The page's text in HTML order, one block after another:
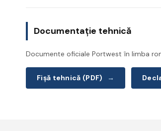
Documentație tehnică
Documente oficiale Portwest în limba
Fișă tehnică (PDF) →